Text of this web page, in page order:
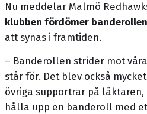
Nu meddelar Malmö
klubben fördömer
att synas i framtiden.
– Banderollen strider mot
står för. Det blev också
övriga supportrar på
hålla upp en banderoll med